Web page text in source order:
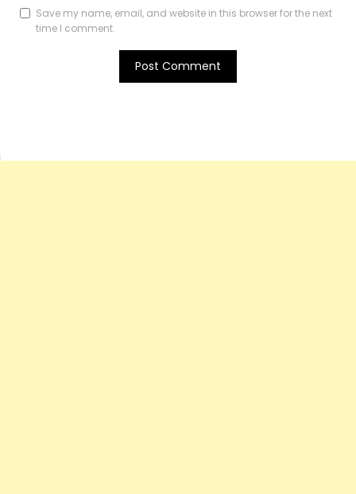
Save my name, email, and website in this browser for the next
time I comment.